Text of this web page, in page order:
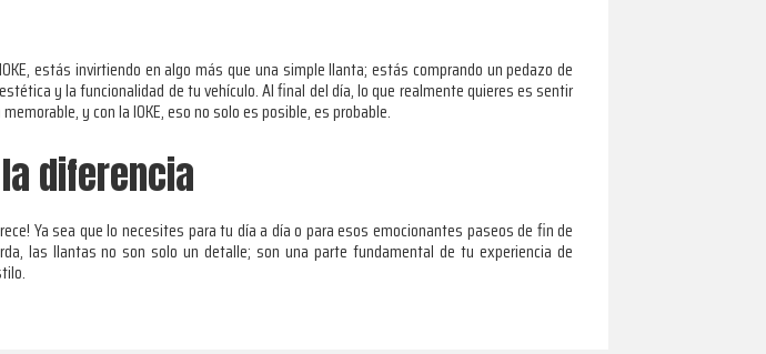
estás invirtiendo en algo más que una simple llanta; estás comprando un pedazo de
y la funcionalidad de tu vehículo. Al final del día, lo que realmente quieres es sentir
y con la IOKE, eso no solo es posible, es probable.
la diferencia
Ya sea que lo necesites para tu día a día o para esos emocionantes paseos de fin de
las llantas no son solo un detalle; son una parte fundamental de tu experiencia de